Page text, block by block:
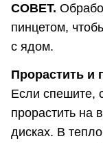
СОВЕТ.
пинцетом,
с ядом.
Прорастить и
Если спешите,
прорастить на
дисках. В